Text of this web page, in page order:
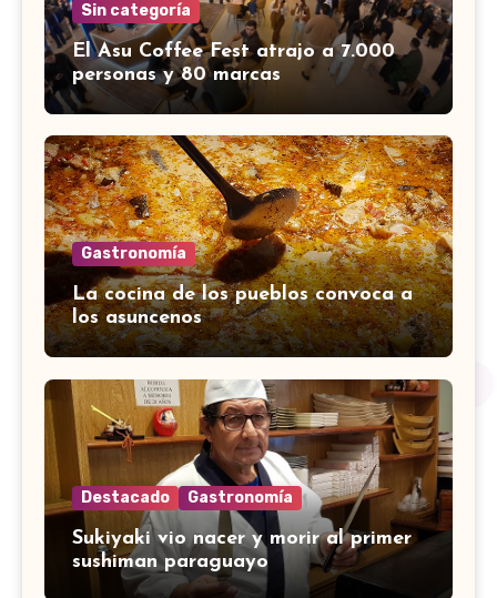
Sin categoría
El Asu Coffee Fest atrajo a 7.000
personas y 80 marcas
Gastronomía
La cocina de los pueblos convoca a
los asuncenos
Destacado Gastronomía
Sukiyaki vio nacer y morir al primer
sushiman paraguayo